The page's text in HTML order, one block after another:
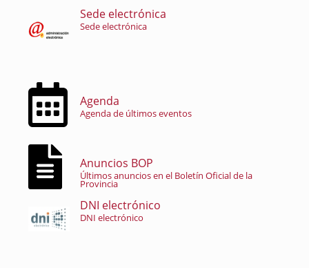
Sede electrónica
Sede electrónica
Agenda
Agenda de últimos eventos
Anuncios BOP
Últimos anuncios en el Boletín Oficial de la
Provincia
DNI electrónico
DNI electrónico